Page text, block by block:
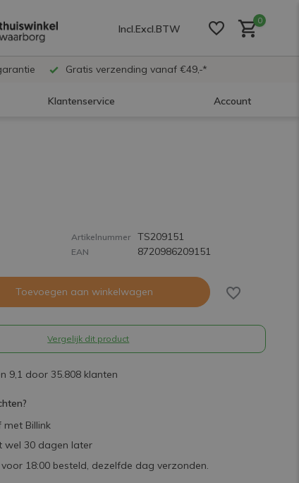
Incl.Excl.BTW
0
Gratis verzending vanaf €49,-*
Klantenservice Account
Artikelnummer TS209151
EAN 8720986209151
Toevoegen aan winkelwagen
Vergelijk dit product
9,1 door 35.808 klanten
Billink
wel 30 dagen later
18:00 besteld, dezelfde dag verzonden.